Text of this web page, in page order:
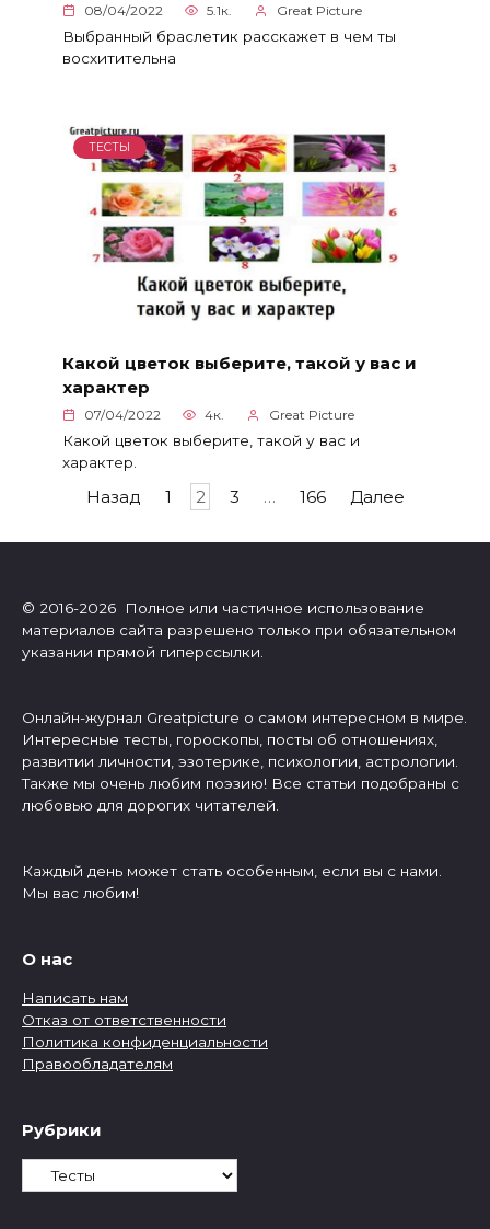
08/04/2022 5.1к. Great Picture
Выбранный браслетик расскажет в чем ты
восхитительна
ТЕСТЫ
Какой цветок выберите, такой у вас и
характер
07/04/2022 4к. Great Picture
Какой цветок выберите, такой у вас и
характер.
Пагинация
Назад 1 2 3 … 166 Далее
© 2016-2026 Полное или частичное использование
материалов сайта разрешено только при обязательном
указании прямой гиперссылки.
Онлайн-журнал Greatpicture о самом интересном в мире.
Интересные тесты, гороскопы, посты об отношениях,
развитии личности, эзотерике, психологии, астрологии.
Также мы очень любим поэзию! Все статьи подобраны с
любовью для дорогих читателей.
Каждый день может стать особенным, если вы с нами.
Мы вас любим!
О нас
Написать нам
Отказ от ответственности
Политика конфиденциальности
Правообладателям
Рубрики
Рубрики